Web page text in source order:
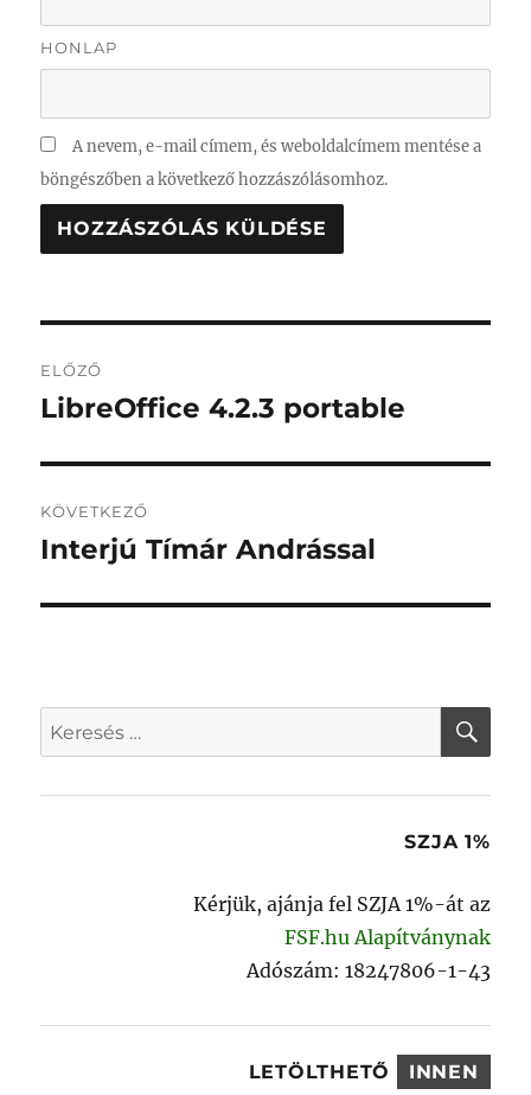
HONLAP
A nevem, e-mail címem, és weboldalcímem mentése a
böngészőben a következő hozzászólásomhoz.
navigáció
ELŐZŐ
Korábbi
LibreOffice 4.2.3 portable
KÖVETKEZŐ
Következő
Interjú Tímár Andrással
Keresés
a
SZJA 1%
Kérjük, ajánja fel SZJA 1%-át az
FSF.hu Alapítványnak
Adószám: 18247806-1-43
LETÖLTHETŐ INNEN